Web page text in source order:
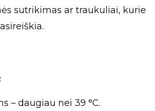
sutrikimas ar traukuliai, kurie
– daugiau nei 39 °C.